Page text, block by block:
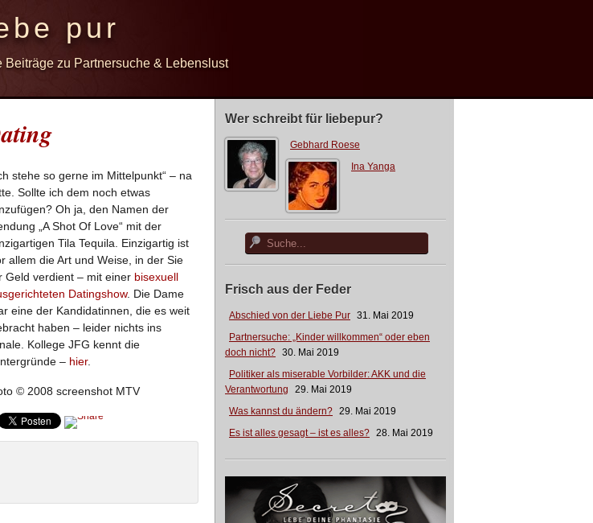
pur
Beiträge zu Partnersuche & Lebenslust
Wer schreibt für liebepur?
Gebhard Roese
Ina Yanga
Frisch aus der Feder
Abschied von der Liebe Pur 31. Mai 2019
Partnersuche: „Kinder willkommen“ oder eben
doch nicht? 30. Mai 2019
Politiker als miserable Vorbilder: AKK und die
Verantwortung
29. Mai 2019
Was kannst du ändern? 29. Mai 2019
Es ist alles gesagt – ist es alles? 28. Mai 2019
stehe so gerne im Mittelpunkt“ – na
Sollte ich dem noch etwas
Oh ja, den Namen der
„A Shot Of Love“ mit der
Tila Tequila. Einzigartig ist
allem die Art und Weise, in der Sie
Geld verdient – mit einer bisexuell
Datingshow. Die Dame
eine der Kandidatinnen, die es weit
haben – leider nichts ins
Kollege JFG kennt die
– hier.
© 2008 screenshot MTV